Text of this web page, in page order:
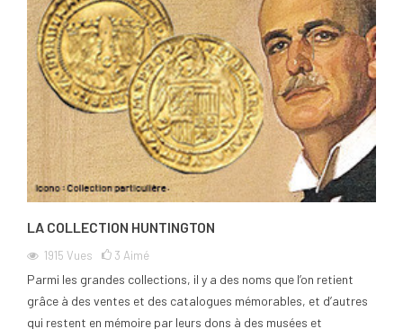
LA COLLECTION HUNTINGTON
1915 Vues 3 Aimé
Parmi les grandes collections, il y a des noms que l’on retient
grâce à des ventes et des catalogues mémorables, et d’autres
qui restent en mémoire par leurs dons à des musées et